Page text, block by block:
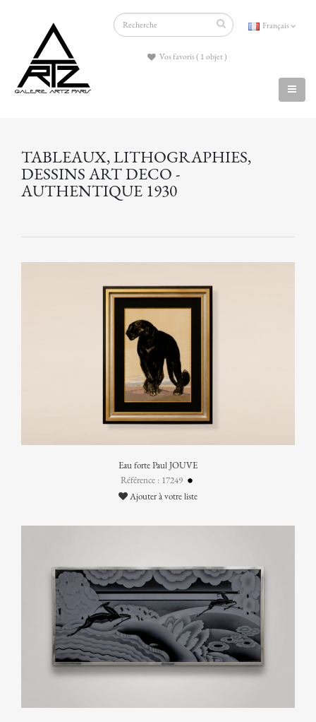
Français
Vos favoris ( 1 objet )
TABLEAUX, LITHOGRAPHIES,
DESSINS ART DECO -
AUTHENTIQUE 1930
Eau forte Paul JOUVE
Référence : 17249
Ajouter à votre liste